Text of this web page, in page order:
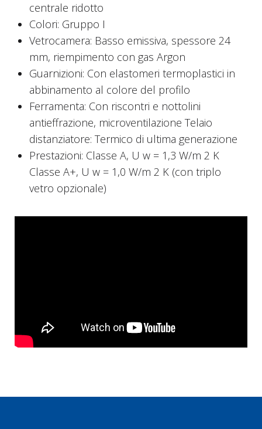
centrale ridotto
Colori: Gruppo I
Vetrocamera: Basso emissiva, spessore 24
mm, riempimento con gas Argon
Guarnizioni: Con elastomeri termoplastici in
abbinamento al colore del profilo
Ferramenta: Con riscontri e nottolini
antieffrazione, microventilazione Telaio
distanziatore: Termico di ultima generazione
Prestazioni: Classe A, U w = 1,3 W/m 2 K
Classe A+, U w = 1,0 W/m 2 K (con triplo
vetro opzionale)